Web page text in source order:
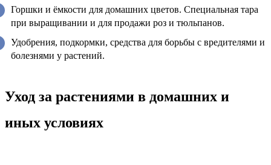
Горшки и ёмкости для домашних цветов. Специальная тара
при выращивании и для продажи роз и тюльпанов.
Удобрения, подкормки, средства для борьбы с вредителями и
болезнями у растений.
Уход за растениями в домашних и
иных условиях